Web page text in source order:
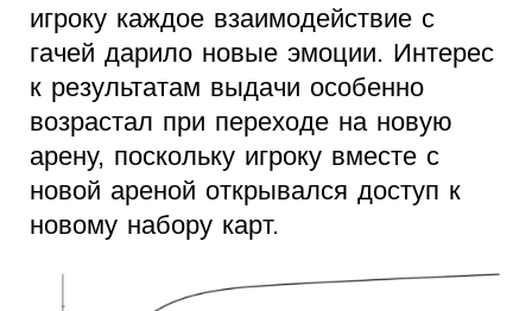
игроку каждое взаимодействие с
гачей дарило новые эмоции. Интерес
к результатам выдачи особенно
возрастал при переходе на новую
арену, поскольку игроку вместе с
новой ареной открывался доступ к
новому набору карт.